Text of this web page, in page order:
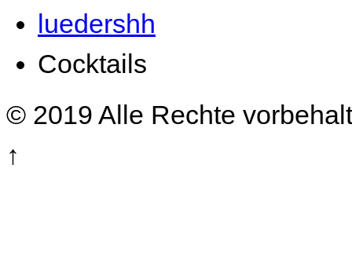
luedershh
Cocktails
© 2019 Alle Rechte
↑